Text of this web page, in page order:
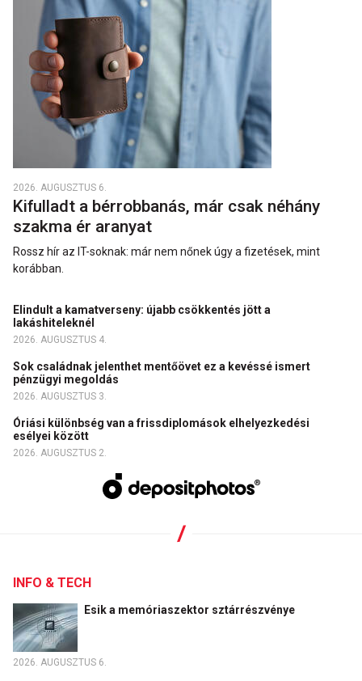
2026. AUGUSZTUS 6.
Kifulladt a bérrobbanás, már csak néhány
szakma ér aranyat
Rossz hír az IT-soknak: már nem nőnek úgy a fizetések, mint
korábban.
Elindult a kamatverseny: újabb csökkentés jött a
lakáshiteleknél
2026. AUGUSZTUS 4.
Sok családnak jelenthet mentőövet ez a kevéssé ismert
pénzügyi megoldás
2026. AUGUSZTUS 3.
Óriási különbség van a frissdiplomások elhelyezkedési
esélyei között
2026. AUGUSZTUS 2.
INFO & TECH
Esik a memóriaszektor sztárrészvénye
2026. AUGUSZTUS 6.